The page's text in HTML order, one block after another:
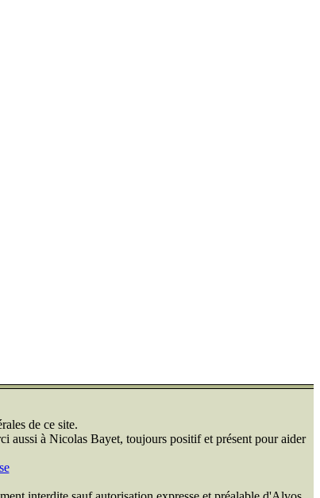
de ce site.
aussi à Nicolas Bayet, toujours positif et présent pour aider